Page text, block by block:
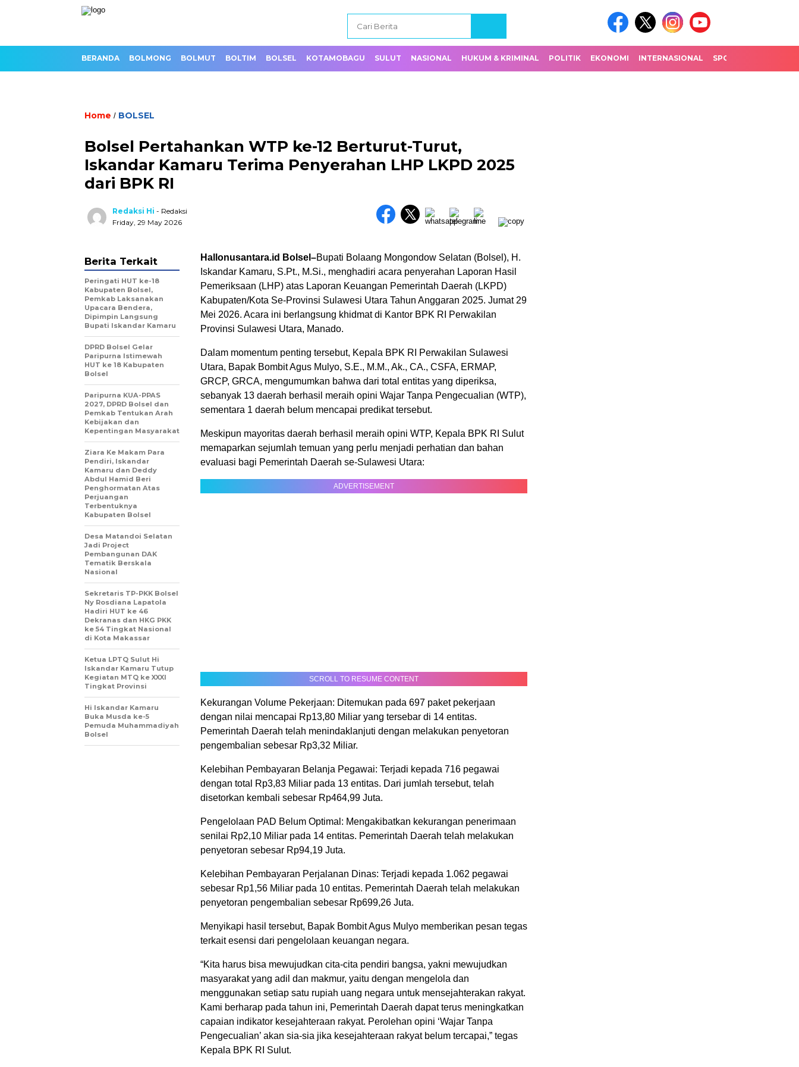
BERANDA BOLMONG BOLMUT BOLTIM BOLSEL KOTAMOBAGU SULUT NASIONAL HUKUM & KRIMINAL POLITIK EKONOMI INTERNASIONAL SPORT
Home / BOLSEL
Bolsel Pertahankan WTP ke-12 Berturut-Turut,
Iskandar Kamaru Terima Penyerahan LHP LKPD 2025
dari BPK RI
Redaksi Hi - Redaksi
Friday, 29 May 2026
Hallonusantara.id Bolsel–Bupati Bolaang Mongondow Selatan (Bolsel), H.
Iskandar Kamaru, S.Pt., M.Si., menghadiri acara penyerahan Laporan Hasil
Pemeriksaan (LHP) atas Laporan Keuangan Pemerintah Daerah (LKPD)
Kabupaten/Kota Se-Provinsi Sulawesi Utara Tahun Anggaran 2025. Jumat 29
Mei 2026. Acara ini berlangsung khidmat di Kantor BPK RI Perwakilan
Provinsi Sulawesi Utara, Manado.
Dalam momentum penting tersebut, Kepala BPK RI Perwakilan Sulawesi
Utara, Bapak Bombit Agus Mulyo, S.E., M.M., Ak., CA., CSFA, ERMAP,
GRCP, GRCA, mengumumkan bahwa dari total entitas yang diperiksa,
sebanyak 13 daerah berhasil meraih opini Wajar Tanpa Pengecualian (WTP),
sementara 1 daerah belum mencapai predikat tersebut.
Meskipun mayoritas daerah berhasil meraih opini WTP, Kepala BPK RI Sulut
memaparkan sejumlah temuan yang perlu menjadi perhatian dan bahan
evaluasi bagi Pemerintah Daerah se-Sulawesi Utara:
ADVERTISEMENT
SCROLL TO RESUME CONTENT
Kekurangan Volume Pekerjaan: Ditemukan pada 697 paket pekerjaan
dengan nilai mencapai Rp13,80 Miliar yang tersebar di 14 entitas.
Pemerintah Daerah telah menindaklanjuti dengan melakukan penyetoran
pengembalian sebesar Rp3,32 Miliar.
Kelebihan Pembayaran Belanja Pegawai: Terjadi kepada 716 pegawai
dengan total Rp3,83 Miliar pada 13 entitas. Dari jumlah tersebut, telah
disetorkan kembali sebesar Rp464,99 Juta.
Pengelolaan PAD Belum Optimal: Mengakibatkan kekurangan penerimaan
senilai Rp2,10 Miliar pada 14 entitas. Pemerintah Daerah telah melakukan
penyetoran sebesar Rp94,19 Juta.
Kelebihan Pembayaran Perjalanan Dinas: Terjadi kepada 1.062 pegawai
sebesar Rp1,56 Miliar pada 10 entitas. Pemerintah Daerah telah melakukan
penyetoran pengembalian sebesar Rp699,26 Juta.
Menyikapi hasil tersebut, Bapak Bombit Agus Mulyo memberikan pesan tegas
terkait esensi dari pengelolaan keuangan negara.
“Kita harus bisa mewujudkan cita-cita pendiri bangsa, yakni mewujudkan
masyarakat yang adil dan makmur, yaitu dengan mengelola dan
menggunakan setiap satu rupiah uang negara untuk mensejahterakan rakyat.
Kami berharap pada tahun ini, Pemerintah Daerah dapat terus meningkatkan
capaian indikator kesejahteraan rakyat. Perolehan opini ‘Wajar Tanpa
Pengecualian’ akan sia-sia jika kesejahteraan rakyat belum tercapai,” tegas
Kepala BPK RI Sulut.
Berita Terkait
Peringati HUT ke-18
Kabupaten Bolsel,
Pemkab Laksanakan
Upacara Bendera,
Dipimpin Langsung
Bupati Iskandar Kamaru
DPRD Bolsel Gelar
Paripurna Istimewah
HUT ke 18 Kabupaten
Bolsel
Paripurna KUA-PPAS
2027, DPRD Bolsel dan
Pemkab Tentukan Arah
Kebijakan dan
Kepentingan Masyarakat
Ziara Ke Makam Para
Pendiri, Iskandar
Kamaru dan Deddy
Abdul Hamid Beri
Penghormatan Atas
Perjuangan
Terbentuknya
Kabupaten Bolsel
Desa Matandoi Selatan
Jadi Project
Pembangunan DAK
Tematik Berskala
Nasional
Sekretaris TP-PKK Bolsel
Ny Rosdiana Lapatola
Hadiri HUT ke 46
Dekranas dan HKG PKK
ke 54 Tingkat Nasional
di Kota Makassar
Ketua LPTQ Sulut Hi
Iskandar Kamaru Tutup
Kegiatan MTQ ke XXXI
Tingkat Provinsi
Hi Iskandar Kamaru
Buka Musda ke-5
Pemuda Muhammadiyah
Bolsel